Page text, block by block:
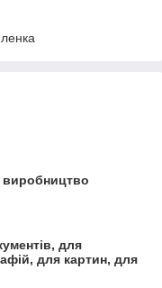
виробництво
для
для картин, для